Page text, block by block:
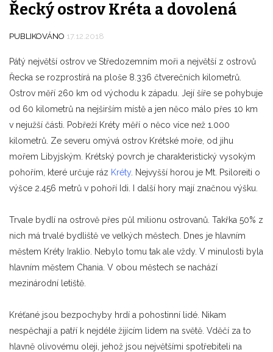
Řecký ostrov Kréta a dovolená
PUBLIKOVÁNO 17.12.2018
Pátý největší ostrov ve Středozemním moři a největší z ostrovů
Řecka se rozprostírá na ploše 8.336 čtverečních kilometrů.
Ostrov měří 260 km od východu k západu. Její šíře se pohybuje
od 60 kilometrů na nejširším místě a jen něco málo přes 10 km
v nejužší části. Pobřeží Kréty měří o něco více než 1.000
kilometrů. Ze severu omývá ostrov Krétské moře, od jihu
mořem Libyjským. Krétský povrch je charakteristický vysokým
pohořím, které určuje ráz Kréty. Nejvyšší horou je Mt. Psiloreiti o
výšce 2.456 metrů v pohoří Idi. I další hory mají značnou výšku.
Trvale bydlí na ostrově přes půl milionu ostrovanů. Takřka 50% z
nich má trvalé bydliště ve velkých městech. Dnes je hlavním
městem Kréty Iraklio. Nebylo tomu tak ale vždy. V minulosti byla
hlavním městem Chania. V obou městech se nachází
mezinárodní letiště.
Kréťané jsou bezpochyby hrdí a pohostinní lidé. Nikam
nespěchají a patří k nejdéle žijícím lidem na světě. Vděčí za to
hlavně olivovému oleji, jehož jsou největšími spotřebiteli na